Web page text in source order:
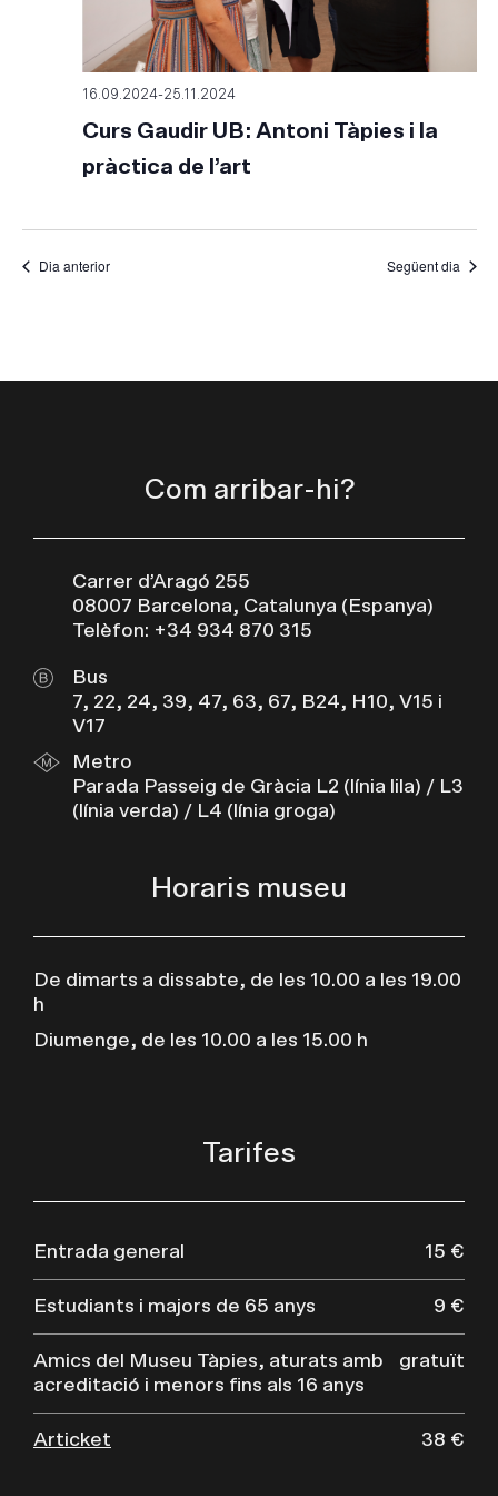
16.09.2024-25.11.2024
Curs Gaudir UB: Antoni Tàpies i la
pràctica de l’art
Dia anterior Següent dia
Com arribar-hi?
Carrer d’Aragó 255
08007 Barcelona, Catalunya (Espanya)
Telèfon: +34 934 870 315
Bus
7, 22, 24, 39, 47, 63, 67, B24, H10, V15 i
V17
Metro
Parada Passeig de Gràcia L2 (línia lila) / L3
(línia verda) / L4 (línia groga)
Horaris museu
De dimarts a dissabte, de les 10.00 a les 19.00
h
Diumenge, de les 10.00 a les 15.00 h
Tarifes
Entrada general 15 €
Estudiants i majors de 65 anys 9 €
Amics del Museu Tàpies, aturats amb
acreditació i menors fins als 16 anys
gratuït
Articket 38 €